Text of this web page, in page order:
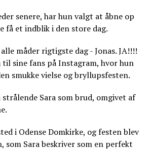
senere, har hun valgt at åbne op
få et indblik i den store dag.
måder rigtigste dag - Jonas. JA!!!!
sine fans på Instagram, hvor hun
smukke vielse og bryllupsfesten.
Sara som brud, omgivet af
i Odense Domkirke, og festen blev
som Sara beskriver som en perfekt